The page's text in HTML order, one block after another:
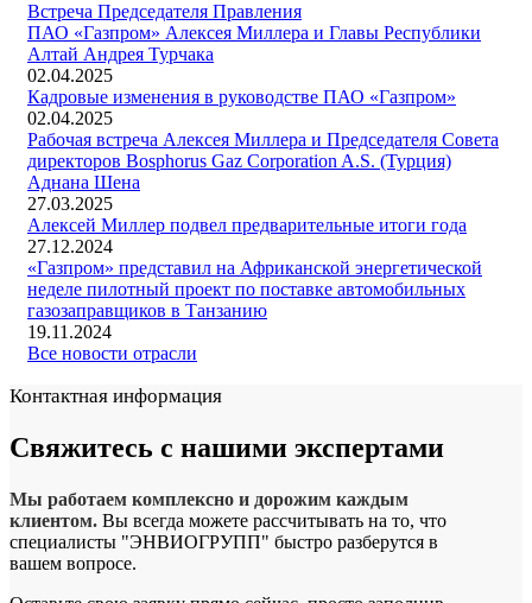
Встреча Председателя Правления
ПАО «Газпром» Алексея Миллера и Главы Республики
Алтай Андрея Турчака
02.04.2025
Кадровые изменения в руководстве ПАО «Газпром»
02.04.2025
Рабочая встреча Алексея Миллера и Председателя Совета
директоров Bosphorus Gaz Corporation A.S. (Турция)
Аднана Шена
27.03.2025
Алексей Миллер подвел предварительные итоги года
27.12.2024
«Газпром» представил на Африканской энергетической
неделе пилотный проект по поставке автомобильных
газозаправщиков в Танзанию
19.11.2024
Все новости отрасли
Контактная информация
Свяжитесь с нашими экспертами
Мы работаем комплексно и дорожим каждым
клиентом. Вы всегда можете рассчитывать на то, что
специалисты "ЭНВИОГРУПП" быстро разберутся в
вашем вопросе.